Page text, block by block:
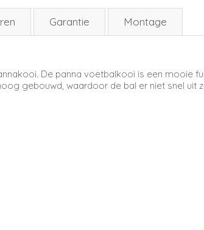
Garantie Montage
De panna voetbalkooi is een mooie
gebouwd, waardoor de bal er niet snel uit